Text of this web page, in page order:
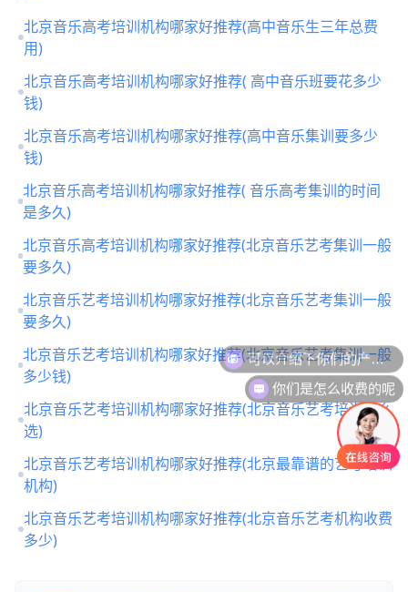
北京音乐高考培训机构哪家好推荐(高中音乐生三年总费
用)
北京音乐高考培训机构哪家好推荐( 高中音乐班要花多少
钱)
北京音乐高考培训机构哪家好推荐(高中音乐集训要多少
钱)
北京音乐高考培训机构哪家好推荐( 音乐高考集训的时间
是多久)
北京音乐高考培训机构哪家好推荐(北京音乐艺考集训一般
要多久)
北京音乐艺考培训机构哪家好推荐(北京音乐艺考集训一般
要多久)
北京音乐艺考培训机构哪家好推荐(北京音乐艺考集训一般
多少钱)
北京音乐艺考培训机构哪家好推荐(北京音乐艺考培训怎么
选)
北京音乐艺考培训机构哪家好推荐(北京最靠谱的艺考培训
机构)
北京音乐艺考培训机构哪家好推荐(北京音乐艺考机构收费
多少)
你们是怎么收费的呢